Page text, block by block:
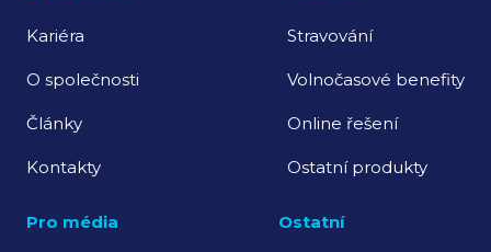
Kariéra
O společnosti
Články
Kontakty
Stravování
Volnočasové benefity
Online řešení
Ostatní produkty
Pro média Ostatní